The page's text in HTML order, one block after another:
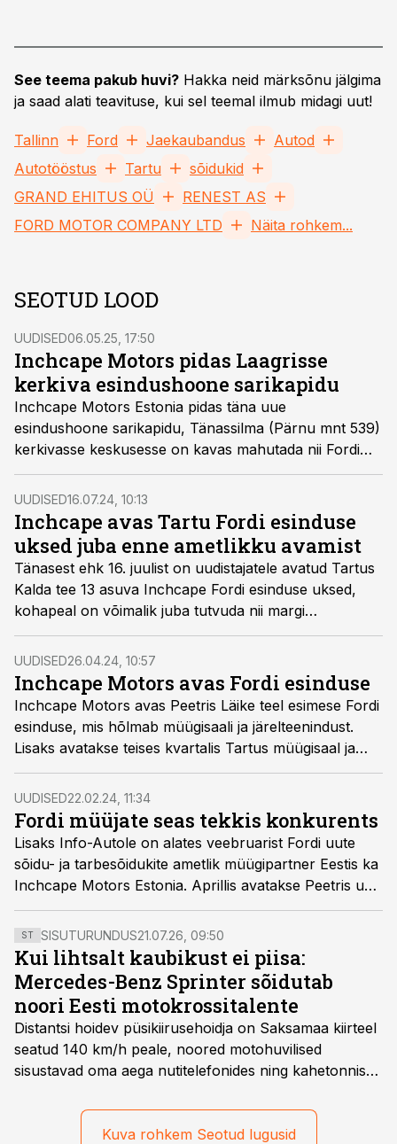
See teema pakub huvi? Hakka neid märksõnu jälgima
ja saad alati teavituse, kui sel teemal ilmub midagi uut!
Tallinn Ford Jaekaubandus
Autod
Autotööstus
Tartu
sõidukid
GRAND EHITUS OÜ
RENEST AS
FORD MOTOR COMPANY LTD
Näita rohkem...
SEOTUD LOOD
UUDISED06.05.25, 17:50
Inchcape Motors pidas Laagrisse
kerkiva esindushoone sarikapidu
Inchcape Motors Estonia pidas täna uue
esindushoone sarikapidu, Tänassilma (Pärnu mnt 539)
kerkivasse keskusesse on kavas mahutada nii Fordi
kui Mazda müügisalongid. Samuti hakatakse uues
hoones pakkuma järelteenindust Fordi, Mazda, BMW
ja Mini sõidukitele.
UUDISED16.07.24, 10:13
Inchcape avas Tartu Fordi esinduse
uksed juba enne ametlikku avamist
Tänasest ehk 16. juulist on uudistajatele avatud Tartus
Kalda tee 13 asuva Inchcape Fordi esinduse uksed,
kohapeal on võimalik juba tutvuda nii margi
mudelivaliku kui saadaval olevate laoautodega.
UUDISED26.04.24, 10:57
Inchcape Motors avas Fordi esinduse
Inchcape Motors avas Peetris Läike teel esimese Fordi
esinduse, mis hõlmab müügisaali ja järelteenindust.
Lisaks avatakse teises kvartalis Tartus müügisaal ja
teenindus ning 2025. aastal on Tallinna oodata täiesti
uut Fordi esindust, mis rajatakse Laagrisse. Samuti
töötatakse aktiivselt Eestit katva teeninduste võrgustiku
loomisega.
UUDISED22.02.24, 11:34
Fordi müüjate seas tekkis konkurents
Lisaks Info-Autole on alates veebruarist Fordi uute
sõidu- ja tarbesõidukite ametlik müügipartner Eestis ka
Inchcape Motors Estonia. Aprillis avatakse Peetris uus
Fordi müügisalong, käesoleval aastal on plaanis avada
uus Fordi esindus Tartus ja järgmisel aastal Tallinnas.
ST SISUTURUNDUS21.07.26, 09:50
Kui lihtsalt kaubikust ei piisa:
Mercedes-Benz Sprinter sõidutab
noori Eesti motokrossitalente
Distantsi hoidev püsikiirusehoidja on Saksamaa kiirteel
seatud 140 km/h peale, noored motohuvilised
sisustavad oma aega nutitelefonides ning kahetonnises
varustusega. Õige pea on Prantsusmaal, Romagnes
algamas juuniorite motokrossi
Kuva rohkem Seotud lugusid